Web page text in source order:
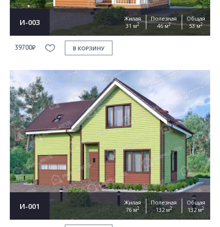
И-003
Жилая
31 м2
Полезная
46 м2
Общая
53 м2
39700₽ В КОРЗИНУ
И-001
Жилая
76 м2
Полезная
132 м2
Общая
132 м2